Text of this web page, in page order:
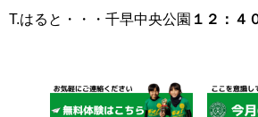
T.はると・・・千早中央公園 １２：４